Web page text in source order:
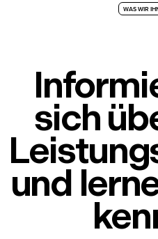
WAS WIR
sich
und